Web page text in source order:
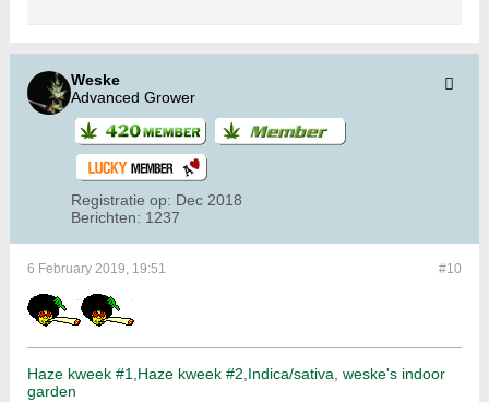
Weske
Advanced Grower
Registratie op: Dec 2018
Berichten: 1237
#10
6 February 2019, 19:51
Haze kweek #1 Haze kweek #2 Indica/sativa weske's indoor
garden